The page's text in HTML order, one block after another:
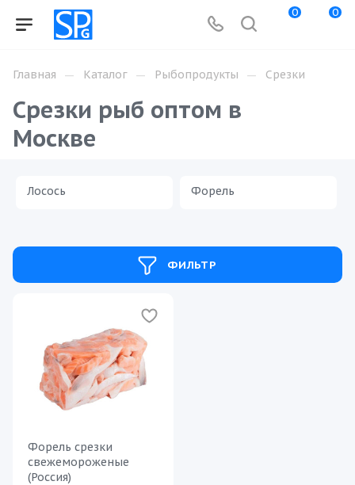
0 0
Главная — Каталог — Рыбопродукты — Срезки
Срезки рыб оптом в
Москве
Лосось Форель
ФИЛЬТР
Форель срезки
свежемороженые
(Россия)